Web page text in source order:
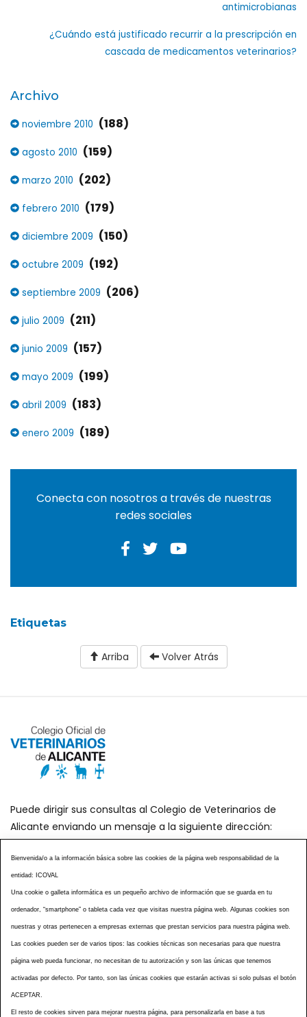
antimicrobianas
¿Cuándo está justificado recurrir a la prescripción en
cascada de medicamentos veterinarios?
Archivo
noviembre 2010 (188)
agosto 2010 (159)
marzo 2010 (202)
febrero 2010 (179)
diciembre 2009 (150)
octubre 2009 (192)
septiembre 2009 (206)
julio 2009 (211)
junio 2009 (157)
mayo 2009 (199)
abril 2009 (183)
enero 2009 (189)
Conecta con nosotros a través de nuestras
redes sociales
Etiquetas
Arriba Volver Atrás
Puede dirigir sus consultas al Colegio de Veterinarios de
Alicante enviando un mensaje a la siguiente dirección:
secretaria@icoval.org
¿SABÍAS QUÉ?
CENTROS VETERINARIOS
TABLÓN ANUNCIOS
CURSOS Y EVENTOS
TÉRMINOS Y CONDICIONES
ESPECIAL COVID 19
NOTICIAS
ACCESIBILIDAD
AVISO LEGAL POLÍTICA PRIVACIDAD
Bienvenida/o a la información básica sobre las cookies de la página web responsabilidad de la
entidad: ICOVAL
Una cookie o galleta informática es un pequeño archivo de información que se guarda en tu
ordenador, “smartphone” o tableta cada vez que visitas nuestra página web. Algunas cookies son
nuestras y otras pertenecen a empresas externas que prestan servicios para nuestra página web.
Las cookies pueden ser de varios tipos: las cookies técnicas son necesarias para que nuestra
página web pueda funcionar, no necesitan de tu autorización y son las únicas que tenemos
activadas por defecto. Por tanto, son las únicas cookies que estarán activas si solo pulsas el botón
ACEPTAR.
El resto de cookies sirven para mejorar nuestra página, para personalizarla en base a tus